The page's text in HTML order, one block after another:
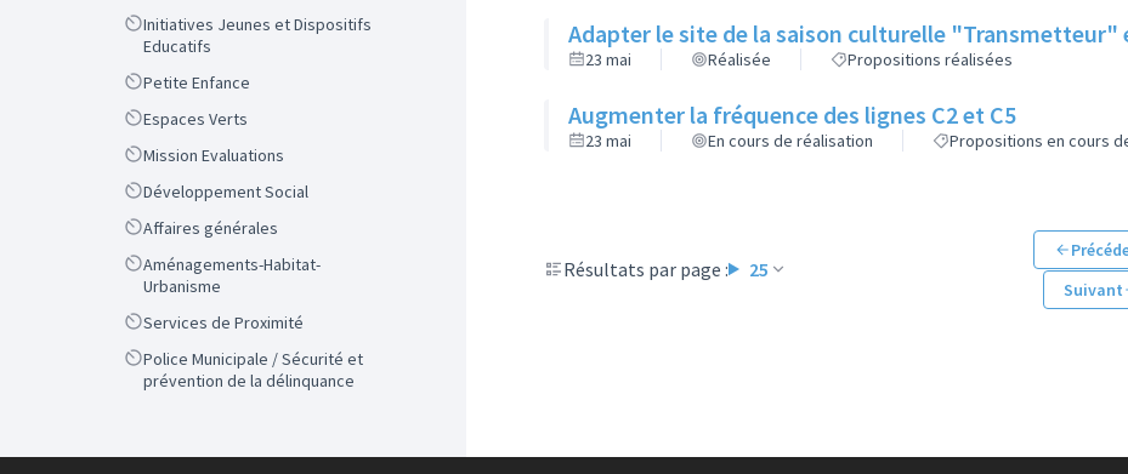
Scope
Initiatives Jeunes et Dispositifs
Educatifs
ScopePetite Enfance
ScopeEspaces Verts
ScopeMission Evaluations
ScopeDéveloppement Social
ScopeAffaires générales
Scope
Aménagements-Habitat-
Urbanisme
ScopeServices de Proximité
Scope
Police Municipale / Sécurité et
prévention de la délinquance
Adapter le site de la saison culturelle
23 mai Réalisée Propositions réalisées
Augmenter la fréquence des lignes C2 et C5
23 mai En cours de réalisation Propositions en cours
Résultats par page : 25
Suivant